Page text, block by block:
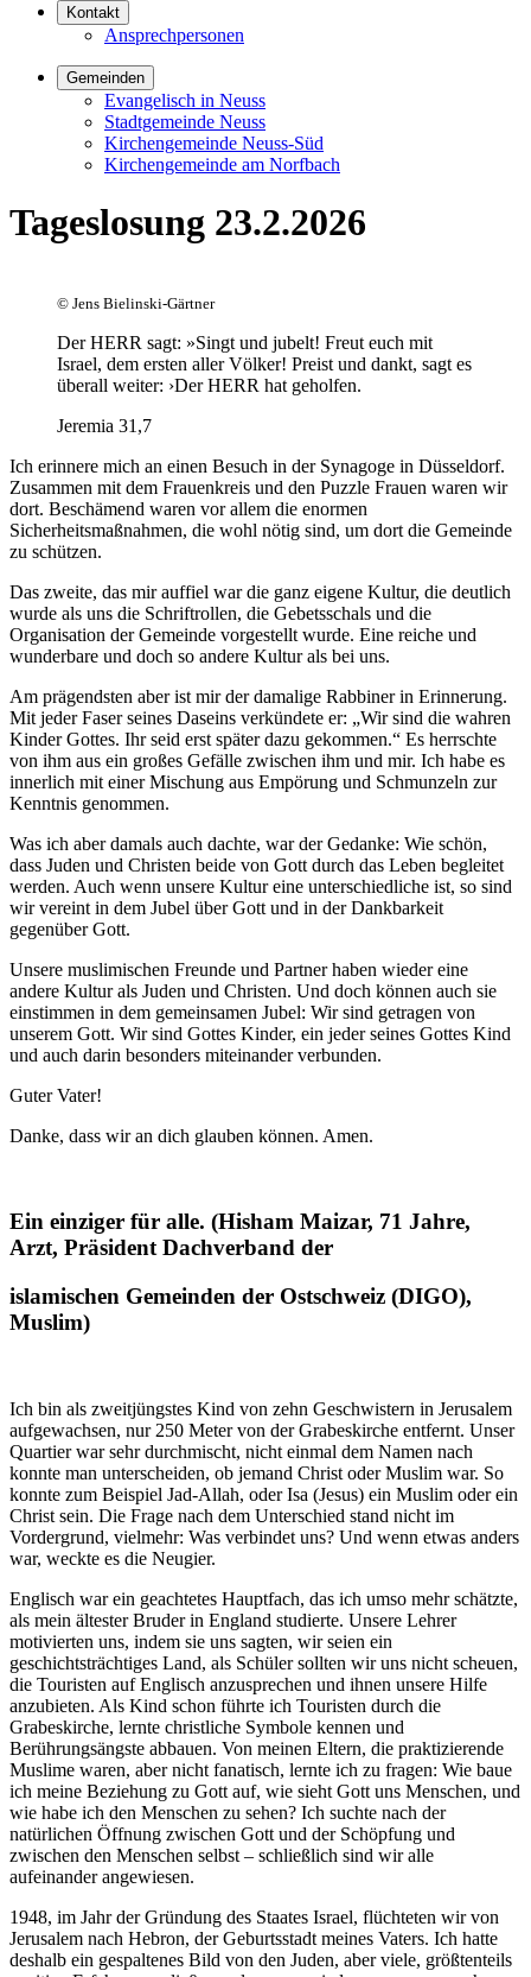
Kontakt
Ansprechpersonen
Gemeinden
Evangelisch in Neuss
Stadtgemeinde Neuss
Kirchengemeinde Neuss-Süd
Kirchengemeinde am Norfbach
Tageslosung 23.2.2026
© Jens Bielinski-Gärtner
Der HERR sagt: »Singt und jubelt! Freut euch mit
Israel, dem ersten aller Völker! Preist und dankt, sagt es
überall weiter: ›Der HERR hat geholfen.
Jeremia 31,7
Ich erinnere mich an einen Besuch in der Synagoge in Düsseldorf.
Zusammen mit dem Frauenkreis und den Puzzle Frauen waren wir
dort. Beschämend waren vor allem die enormen
Sicherheitsmaßnahmen, die wohl nötig sind, um dort die Gemeinde
zu schützen.
Das zweite, das mir auffiel war die ganz eigene Kultur, die deutlich
wurde als uns die Schriftrollen, die Gebetsschals und die
Organisation der Gemeinde vorgestellt wurde. Eine reiche und
wunderbare und doch so andere Kultur als bei uns.
Am prägendsten aber ist mir der damalige Rabbiner in Erinnerung.
Mit jeder Faser seines Daseins verkündete er: „Wir sind die wahren
Kinder Gottes. Ihr seid erst später dazu gekommen.“ Es herrschte
von ihm aus ein großes Gefälle zwischen ihm und mir. Ich habe es
innerlich mit einer Mischung aus Empörung und Schmunzeln zur
Kenntnis genommen.
Was ich aber damals auch dachte, war der Gedanke: Wie schön,
dass Juden und Christen beide von Gott durch das Leben begleitet
werden. Auch wenn unsere Kultur eine unterschiedliche ist, so sind
wir vereint in dem Jubel über Gott und in der Dankbarkeit
gegenüber Gott.
Unsere muslimischen Freunde und Partner haben wieder eine
andere Kultur als Juden und Christen. Und doch können auch sie
einstimmen in dem gemeinsamen Jubel: Wir sind getragen von
unserem Gott. Wir sind Gottes Kinder, ein jeder seines Gottes Kind
und auch darin besonders miteinander verbunden.
Guter Vater!
Danke, dass wir an dich glauben können. Amen.
Ein einziger für alle. (Hisham Maizar, 71 Jahre,
Arzt, Präsident Dachverband der
islamischen Gemeinden der Ostschweiz (DIGO),
Muslim)
Ich bin als zweitjüngstes Kind von zehn Geschwistern in Jerusalem
aufgewachsen, nur 250 Meter von der Grabeskirche entfernt. Unser
Quartier war sehr durchmischt, nicht einmal dem Namen nach
konnte man unterscheiden, ob jemand Christ oder Muslim war. So
konnte zum Beispiel Jad-Allah, oder Isa (Jesus) ein Muslim oder ein
Christ sein. Die Frage nach dem Unterschied stand nicht im
Vordergrund, vielmehr: Was verbindet uns? Und wenn etwas anders
war, weckte es die Neugier.
Englisch war ein geachtetes Hauptfach, das ich umso mehr schätzte,
als mein ältester Bruder in England studierte. Unsere Lehrer
motivierten uns, indem sie uns sagten, wir seien ein
geschichtsträchtiges Land, als Schüler sollten wir uns nicht scheuen,
die Touristen auf Englisch anzusprechen und ihnen unsere Hilfe
anzubieten. Als Kind schon führte ich Touristen durch die
Grabeskirche, lernte christliche Symbole kennen und
Berührungsängste abbauen. Von meinen Eltern, die praktizierende
Muslime waren, aber nicht fanatisch, lernte ich zu fragen: Wie baue
ich meine Beziehung zu Gott auf, wie sieht Gott uns Menschen, und
wie habe ich den Menschen zu sehen? Ich suchte nach der
natürlichen Öffnung zwischen Gott und der Schöpfung und
zwischen den Menschen selbst – schließlich sind wir alle
aufeinander angewiesen.
1948, im Jahr der Gründung des Staates Israel, flüchteten wir von
Jerusalem nach Hebron, der Geburtsstadt meines Vaters. Ich hatte
deshalb ein gespaltenes Bild von den Juden, aber viele, größtenteils